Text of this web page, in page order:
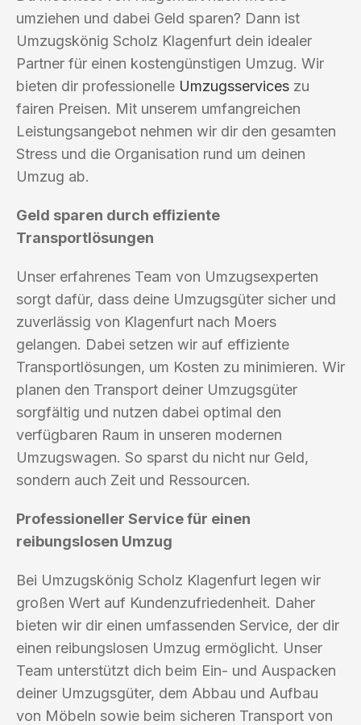
umziehen und dabei Geld sparen? Dann ist
Umzugskönig Scholz Klagenfurt dein idealer
Partner für einen kostengünstigen Umzug. Wir
bieten dir professionelle Umzugsservices zu
fairen Preisen. Mit unserem umfangreichen
Leistungsangebot nehmen wir dir den gesamten
Stress und die Organisation rund um deinen
Umzug ab.
Geld sparen durch effiziente
Transportlösungen
Unser erfahrenes Team von Umzugsexperten
sorgt dafür, dass deine Umzugsgüter sicher und
zuverlässig von Klagenfurt nach Moers
gelangen. Dabei setzen wir auf effiziente
Transportlösungen, um Kosten zu minimieren. Wir
planen den Transport deiner Umzugsgüter
sorgfältig und nutzen dabei optimal den
verfügbaren Raum in unseren modernen
Umzugswagen. So sparst du nicht nur Geld,
sondern auch Zeit und Ressourcen.
Professioneller Service für einen
reibungslosen Umzug
Bei Umzugskönig Scholz Klagenfurt legen wir
großen Wert auf Kundenzufriedenheit. Daher
bieten wir dir einen umfassenden Service, der dir
einen reibungslosen Umzug ermöglicht. Unser
Team unterstützt dich beim Ein- und Auspacken
deiner Umzugsgüter, dem Abbau und Aufbau
von Möbeln sowie beim sicheren Transport von